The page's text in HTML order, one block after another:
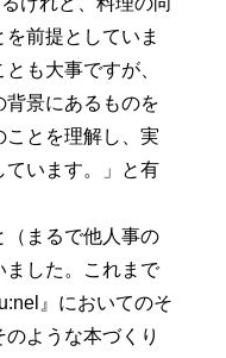
前提としていま
も大事ですが、
景にあるものを
とを理解し、実
ています。」と有
まるで他人事の
ました。これまで
』においてのそ
ような本づくり